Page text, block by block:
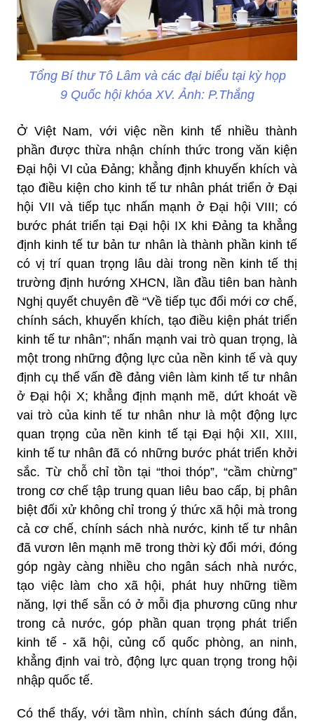
Tổng Bí thư Tô Lâm và các đại biểu tại kỳ họp
9 Quốc hội khóa XV. Ảnh: P.Thắng
Ở Việt Nam, với việc nền kinh tế nhiều thành
phần được thừa nhận chính thức trong văn kiện
Đại hội VI của Đảng; khẳng định khuyến khích và
tạo điều kiện cho kinh tế tư nhân phát triển ở Đại
hội VII và tiếp tục nhấn mạnh ở Đại hội VIII; có
bước phát triển tại Đại hội IX khi Đảng ta khẳng
định kinh tế tư bản tư nhân là thành phần kinh tế
có vị trí quan trọng lâu dài trong nền kinh tế thị
trường định hướng XHCN, lần đầu tiên ban hành
Nghị quyết chuyên đề “Về tiếp tục đổi mới cơ chế,
chính sách, khuyến khích, tạo điều kiện phát triển
kinh tế tư nhân”; nhấn mạnh vai trò quan trọng, là
một trong những động lực của nền kinh tế và quy
định cụ thể vấn đề đảng viên làm kinh tế tư nhân
ở Đại hội X; khẳng định mạnh mẽ, dứt khoát về
vai trò của kinh tế tư nhân như là một động lực
quan trọng của nền kinh tế tại Đại hội XII, XIII,
kinh tế tư nhân đã có những bước phát triển khởi
sắc. Từ chỗ chỉ tồn tại “thoi thóp”, “cầm chừng”
trong cơ chế tập trung quan liêu bao cấp, bị phân
biệt đối xử không chỉ trong ý thức xã hội mà trong
cả cơ chế, chính sách nhà nước, kinh tế tư nhân
đã vươn lên mạnh mẽ trong thời kỳ đổi mới, đóng
góp ngày càng nhiều cho ngân sách nhà nước,
tạo việc làm cho xã hội, phát huy những tiềm
năng, lợi thế sẵn có ở mỗi địa phương cũng như
trong cả nước, góp phần quan trọng phát triển
kinh tế - xã hội, củng cố quốc phòng, an ninh,
khẳng định vai trò, động lực quan trọng trong hội
nhập quốc tế.
Có thể thấy, với tầm nhìn, chính sách đúng đắn,